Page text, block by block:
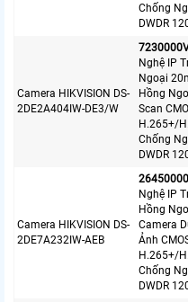
Chống
DWDR
Camera HIKVISION DS-
2DE2A404IW-DE3/W
Nghệ IP
Ngoại
Hồng
Scan
H.265+/
Chống
DWDR
Camera HIKVISION DS-
2DE7A232IW-AEB
Nghệ IP
Hồng
Camera
Ảnh
H.265+/
Chống
DWDR